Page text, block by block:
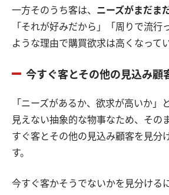
一方そのうち客は、 ニーズがまだま
「それが好みだから」「周りで流行
ような理由で購買欲求は高くなってい
今すぐ客とその他の見込み顧
「ニーズがあるか、欲求が高いか」
見えない抽象的な物事なため、その
すぐ客とその他の見込み顧客を見分
す。
今すぐ客かそうでないかを見分ける